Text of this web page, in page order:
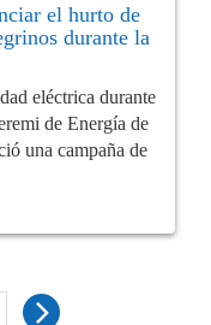
el hurto de
durante la
eléctrica durante
de Energía de
una campaña de